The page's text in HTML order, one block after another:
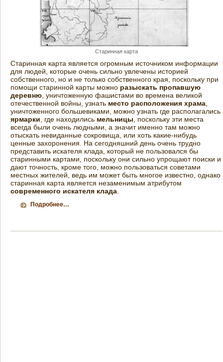
Старинная карта
Старинная карта является огромным источником информации
для людей, которые очень сильно увлечены историей
собственного, но и не только собственного края, поскольку при
помощи старинной карты можно разыскать пропавшую
деревню , уничтоженную фашистами во времена великой
отечественной войны, узнать место расположения храма
уничтоженного большевиками, можно узнать где располагались
ярмарки , где находились мельницы , поскольку эти места
всегда были очень людными, а значит именно там можно
отыскать невиданные сокровища, или хоть какие-нибудь
ценные захоронения. На сегодняшний день очень трудно
представить искателя клада, который не пользовался бы
старинными картами, поскольку они сильно упрощают поиски и
дают точность, кроме того, можно пользоваться советами
местных жителей, ведь им может быть многое известно, однако
старинная карта является незаменимым атрибутом
современного искателя клада
Подробнее…